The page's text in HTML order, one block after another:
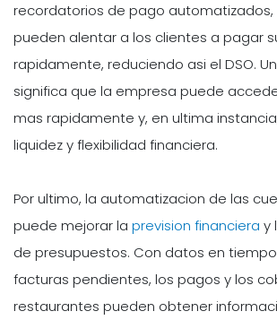
recordatorios de pago automatizados,
pueden alentar a los clientes a pagar
rapidamente, reduciendo asi el DSO.
significa que la empresa puede
mas rapidamente y, en ultima
liquidez y flexibilidad financiera.
Por ultimo, la automatizacion de las
puede mejorar la prevision financiera y
de presupuestos. Con datos en
facturas pendientes, los pagos y los
restaurantes pueden obtener